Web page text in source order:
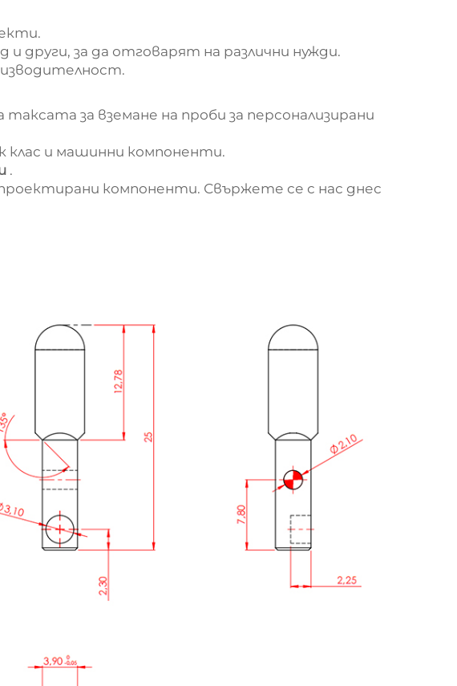
други, за да отговарят на различни нужди.
за вземане на проби за персонализирани
клас и машинни компоненти.
.
компоненти. Свържете се с нас днес